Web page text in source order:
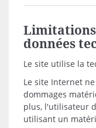
données
Le site utilise la
Le site Internet
dommages
plus, l'utilisateur
utilisant un